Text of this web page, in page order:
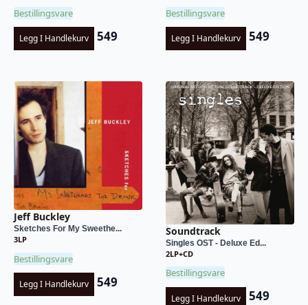
Bestillingsvare
Legg I Handlekurv 549
Bestillingsvare
Legg I Handlekurv 549
Jeff Buckley
Sketches For My Sweethe...
3LP
Bestillingsvare
Legg I Handlekurv 549
Soundtrack
Singles OST - Deluxe Ed...
2LP+CD
Bestillingsvare
Legg I Handlekurv 549